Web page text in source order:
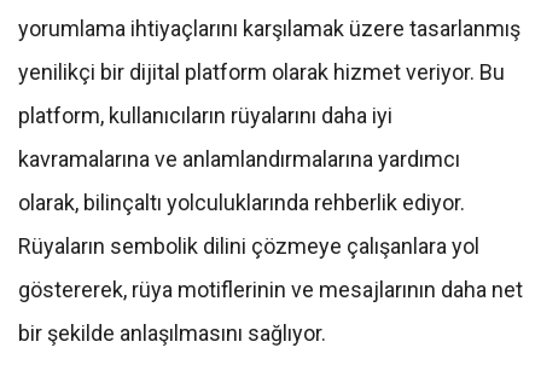
yorumlama ihtiyaçlarını karşılamak üzere tasarlanmış
yenilikçi bir dijital platform olarak hizmet veriyor. Bu
platform, kullanıcıların rüyalarını daha iyi
kavramalarına ve anlamlandırmalarına yardımcı
olarak, bilinçaltı yolculuklarında rehberlik ediyor.
Rüyaların sembolik dilini çözmeye çalışanlara yol
göstererek, rüya motiflerinin ve mesajlarının daha net
bir şekilde anlaşılmasını sağlıyor.